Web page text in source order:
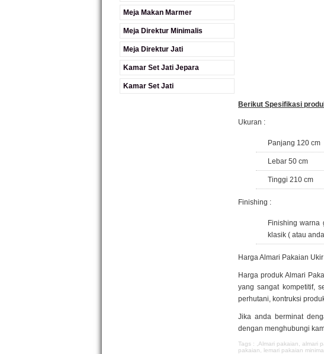
Meja Makan Marmer
Meja Direktur Minimalis
Meja Direktur Jati
Kamar Set Jati Jepara
Kamar Set Jati
Berikut Spesifikasi
Ukuran :
Panjang 120 cm
Lebar 50 cm
Tinggi 210 cm
Finishing :
Finishing warna
klasik ( atau
Harga Almari Pakaian
Harga produk Almari
yang sangat kompetitif,
perhutani, kontruksi
Jika anda berminat
dengan menghubungi
Tags : , Almari pakaian almari
pakaian
lemari pakaian